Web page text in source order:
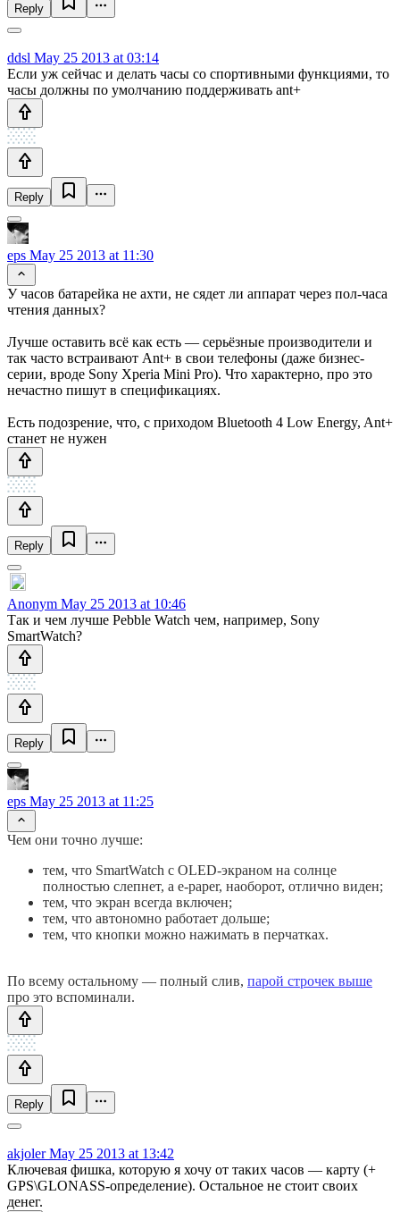
Reply
ddsl May 25 2013 at 03:14
Если уж сейчас и делать часы со спортивными функциями, то
часы должны по умолчанию поддерживать ant+
Reply
eps May 25 2013 at 11:30
У часов батарейка не ахти, не сядет ли аппарат через пол-часа
чтения данных?
Лучше оставить всё как есть — серьёзные производители и
так часто встраивают Ant+ в свои телефоны (даже бизнес-
серии, вроде Sony Xperia Mini Pro). Что характерно, про это
нечастно пишут в спецификациях.
Есть подозрение, что, с приходом Bluetooth 4 Low Energy, Ant+
станет не нужен
Reply
Anonym May 25 2013 at 10:46
Так и чем лучше Pebble Watch чем, например, Sony
SmartWatch?
Reply
eps May 25 2013 at 11:25
Чем они точно лучше:
тем, что SmartWatch с OLED-экраном на солнце
полностью слепнет, а e-paper, наоборот, отлично виден;
тем, что экран всегда включен;
тем, что автономно работает дольше;
тем, что кнопки можно нажимать в перчатках.
По всему остальному — полный слив, парой строчек выше
про это вспоминали.
Reply
akjolerMay 25 2013 at 13:42
Ключевая фишка, которую я хочу от таких часов — карту (+
GPS\GLONASS-определение). Остальное не стоит своих
денег.